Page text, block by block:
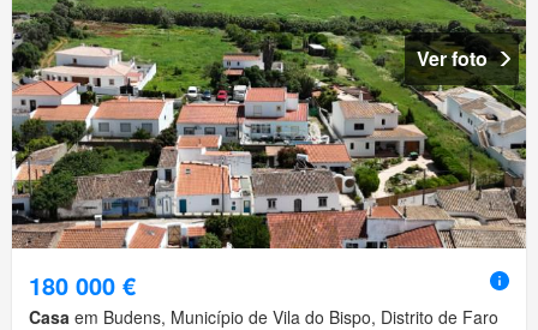
Ver foto
180 000 €
Casa em Budens, Município de Vila do Bispo, Distrito de Faro